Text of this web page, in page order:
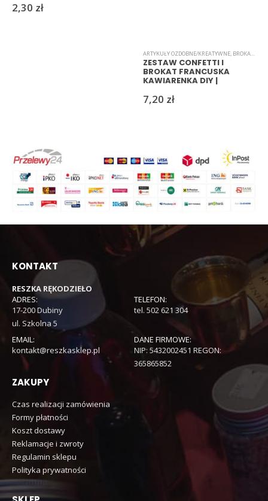
2,30 zł
ARTYKUŁY OZDOBNE/KREATYWNE, BROKAT ,
ZESTAW CONFETTI I
BROKAT FRANCUSKA
KAWIARENKA DIY |
7,20 zł
KONTAKT
RESZKA RĘKODZIEŁO
ADRES:
17-200 Dubiny
ul. Szkolna 5
TELEFON:
tel. 502 621 304
EMAIL:
kontakt@reszkasklep.pl
DANE FIRMOWE:
NIP: 5432002451 REGON:
365865852
ZAKUPY
Czas realizacji zamówienia
Formy płatności
Koszt dostawy
Reklamacje i zwroty
Regulamin sklepu
Polityka prywatności